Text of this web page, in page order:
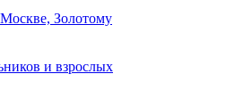
Золотому
и взрослых